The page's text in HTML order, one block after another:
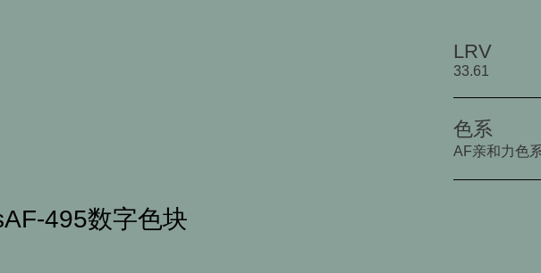
LRV
33.61
色系
AF亲和力色
495数字色块